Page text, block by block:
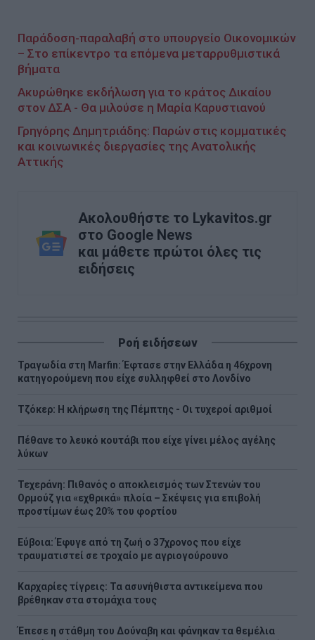
Παράδοση-παραλαβή στο υπουργείο Οικονομικών
– Στο επίκεντρο τα επόμενα μεταρρυθμιστικά
βήματα
Ακυρώθηκε εκδήλωση για το κράτος Δικαίου
στον ΔΣΑ - Θα μιλούσε η Μαρία Καρυστιανού
Γρηγόρης Δημητριάδης: Παρών στις κομματικές
και κοινωνικές διεργασίες της Ανατολικής
Αττικής
Ακολουθήστε το Lykavitos.gr
στο Google News
και μάθετε πρώτοι όλες τις
ειδήσεις
Ροή ειδήσεων
Τραγωδία στη Marfin: Έφτασε στην Ελλάδα η 46χρονη
κατηγορούμενη που είχε συλληφθεί στο Λονδίνο
Τζόκερ: Η κλήρωση της Πέμπτης - Οι τυχεροί αριθμοί
Πέθανε το λευκό κουτάβι που είχε γίνει μέλος αγέλης
λύκων
Τεχεράνη: Πιθανός ο αποκλεισμός των Στενών του
Ορμούζ για «εχθρικά» πλοία – Σκέψεις για επιβολή
προστίμων έως 20% του φορτίου
Εύβοια: Έφυγε από τη ζωή ο 37χρονος που είχε
τραυματιστεί σε τροχαίο με αγριογούρουνο
Καρχαρίες τίγρεις: Τα ασυνήθιστα αντικείμενα που
βρέθηκαν στα στομάχια τους
Έπεσε η στάθμη του Δούναβη και φάνηκαν τα θεμέλια